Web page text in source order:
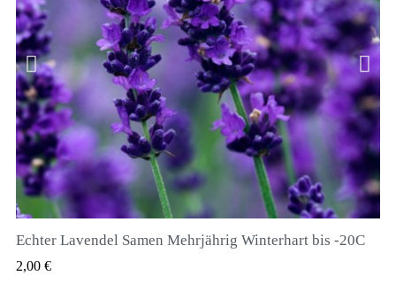
QUICK VIEW
Echter Lavendel Samen Mehrjährig Winterhart bis -20C
2,00 €